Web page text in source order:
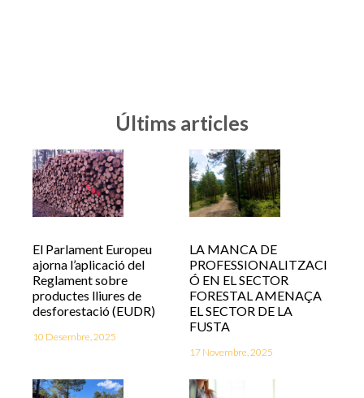
Últims articles
El Parlament Europeu
ajorna l’aplicació del
Reglament sobre
productes lliures de
desforestació (EUDR)
10 Desembre, 2025
LA MANCA DE
PROFESSIONALITZACI
Ó EN EL SECTOR
FORESTAL AMENAÇA
EL SECTOR DE LA
FUSTA
17 Novembre, 2025